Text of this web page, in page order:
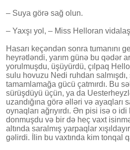
– Suya görə sağ olun.
– Yaxşı yol, – Miss Helloran
Hasarı keçəndən sonra tumanını
heyrətləndi, yarım günə bu qədər
yorulmuşdu, üşüyürdü, çılpaq
sulu hovuzu Nedi ruhdan
tamamlamağa gücü çatmırdı. Bu
sürüşdüyü üçün, ya da
uzandığına görə əlləri və ayaqları
oynaqları ağrıyırdı. Ən pisi isə o
donmuşdu və bir də heç vaxt
altında saralmış yarpaqlar
gəlirdi. İlin bu vaxtında kim tonqal